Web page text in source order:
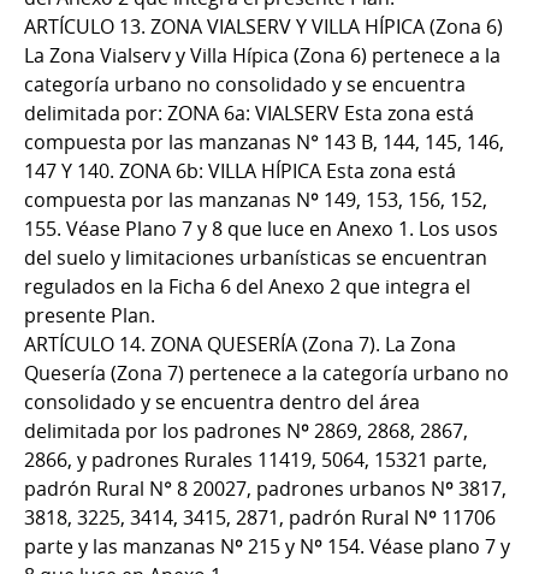
ARTÍCULO 13. ZONA VIALSERV Y VILLA HÍPICA (Zona 6)
La Zona Vialserv y Villa Hípica (Zona 6) pertenece a la
categoría urbano no consolidado y se encuentra
delimitada por: ZONA 6a: VIALSERV Esta zona está
compuesta por las manzanas N° 143 B, 144, 145, 146,
147 Y 140. ZONA 6b: VILLA HÍPICA Esta zona está
compuesta por las manzanas Nº 149, 153, 156, 152,
155. Véase Plano 7 y 8 que luce en Anexo 1. Los usos
del suelo y limitaciones urbanísticas se encuentran
regulados en la Ficha 6 del Anexo 2 que integra el
presente Plan.
ARTÍCULO 14. ZONA QUESERÍA (Zona 7). La Zona
Quesería (Zona 7) pertenece a la categoría urbano no
consolidado y se encuentra dentro del área
delimitada por los padrones Nº 2869, 2868, 2867,
2866, y padrones Rurales 11419, 5064, 15321 parte,
padrón Rural N° 8 20027, padrones urbanos Nº 3817,
3818, 3225, 3414, 3415, 2871, padrón Rural Nº 11706
parte y las manzanas Nº 215 y Nº 154. Véase plano 7 y